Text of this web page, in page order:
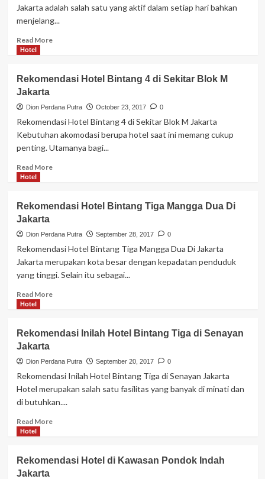
jakarta
Jakarta adalah salah satu yang aktif dalam setiap hari bahkan
menjelang...
Read MoreRead
Hotel
3
dekat
Abang
Jakarta
Hotel
Rekomendasi Hotel Bintang 4 di Sekitar Blok M
Jakarta
Dion Perdana Putra October 23, 2017 0
Rekomendasi Hotel Bintang 4 di Sekitar Blok M Jakarta
Kebutuhan akomodasi berupa hotel saat ini memang cukup
penting. Utamanya bagi...
Read MoreRead
Hotel
4
di
Blok
M
Hotel
Rekomendasi Hotel Bintang Tiga Mangga Dua Di
Jakarta
Dion Perdana Putra September 28, 2017 0
Rekomendasi Hotel Bintang Tiga Mangga Dua Di Jakarta
Jakarta merupakan kota besar dengan kepadatan penduduk
yang tinggi. Selain itu sebagai...
Read MoreRead
Hotel
Tiga
Mangga
Di
Jakarta
Hotel
Rekomendasi Inilah Hotel Bintang Tiga di Senayan
Jakarta
Dion Perdana Putra September 20, 2017 0
Rekomendasi Inilah Hotel Bintang Tiga di Senayan Jakarta
Hotel merupakan salah satu fasilitas yang banyak di minati dan
di butuhkan....
Read MoreRead
Inilah
Hotel
Rekomendasi Hotel di Kawasan Pondok Indah
Jakarta